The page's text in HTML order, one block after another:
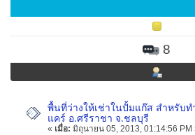
8
พื้นที่ว่างให้เช่าในปั้มแก๊ส สำหรับ
แคร์ อ.ศรีราชา จ.ชลบุรี
« เมื่อ: มิถุนายน 05, 2013, 01:14:56 PM